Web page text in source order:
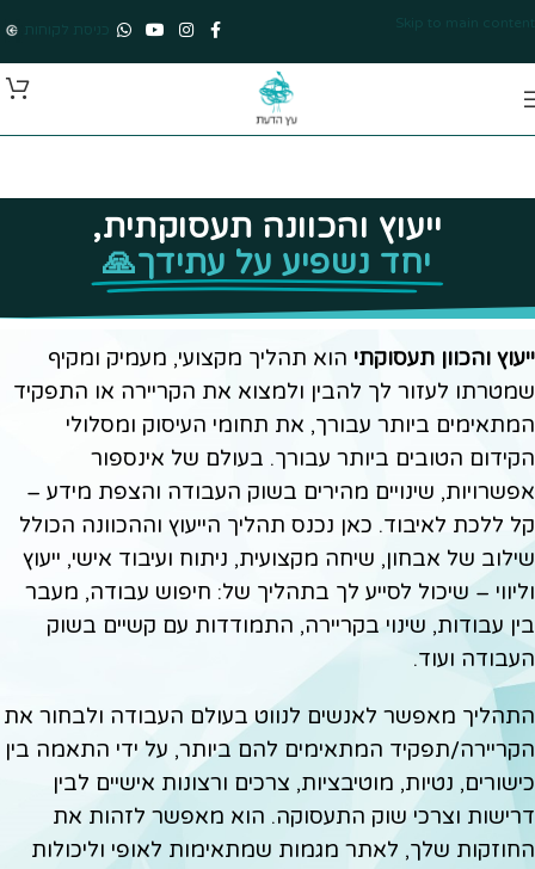
ייעוץ והכוונה תעסוקתית,
יחד נשפיע על עתידך🙏
ייעוץ והכוון תעסוקתי הוא תהליך מקצועי, מעמיק ומקיף
שמטרתו לעזור לך להבין ולמצוא את הקריירה או התפקיד
המתאימים ביותר עבורך, את תחומי העיסוק ומסלולי
הקידום הטובים ביותר עבורך. בעולם של אינספור
אפשרויות, שינויים מהירים בשוק העבודה והצפת מידע –
קל ללכת לאיבוד. כאן נכנס תהליך הייעוץ וההכוונה הכולל
שילוב של אבחון, שיחה מקצועית, ניתוח ועיבוד אישי, ייעוץ
וליווי – שיכול לסייע לך בתהליך של: חיפוש עבודה, מעבר
בין עבודות, שינוי בקריירה, התמודדות עם קשיים בשוק
העבודה ועוד.
התהליך מאפשר לאנשים לנווט בעולם העבודה ולבחור את
הקריירה/תפקיד המתאימים להם ביותר, על ידי התאמה בין
כישורים, נטיות, מוטיבציות, צרכים ורצונות אישיים לבין
דרישות וצרכי שוק התעסוקה. הוא מאפשר לזהות את
החוזקות שלך, לאתר מגמות שמתאימות לאופי וליכולות